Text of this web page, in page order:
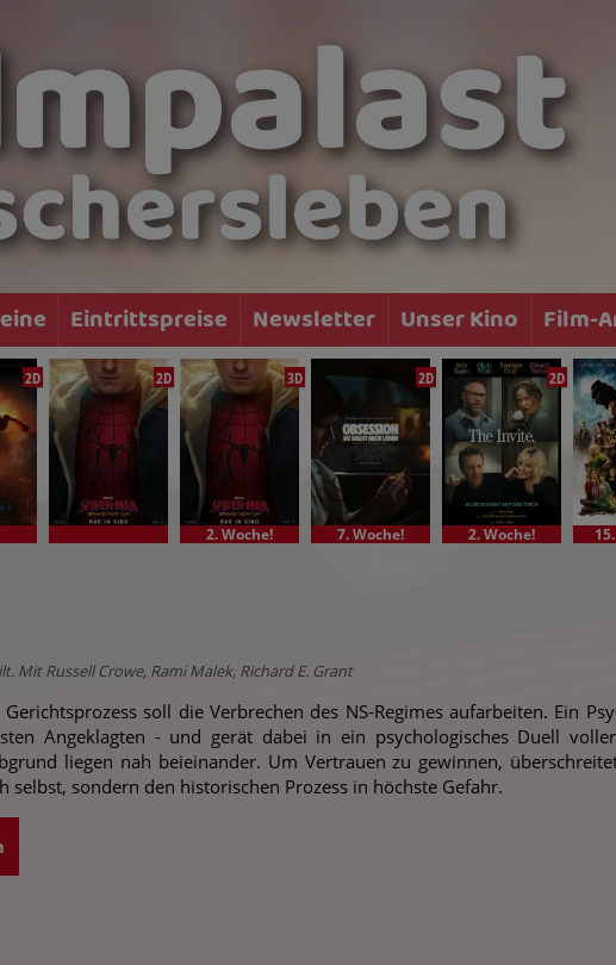
Eintrittspreise Newsletter Unser Kino Film-
2D 2D 3D
2. Woche!
2D
7. Woche!
2D
2. Woche!
Mit Russell Crowe, Rami Malek, Richard E. Grant
soll die Verbrechen des NS-Regimes aufarbeiten. Ein
Angeklagten - und gerät dabei in ein psychologisches Duell
liegen nah beieinander. Um Vertrauen zu gewinnen,
selbst, sondern den historischen Prozess in höchste Gefahr.